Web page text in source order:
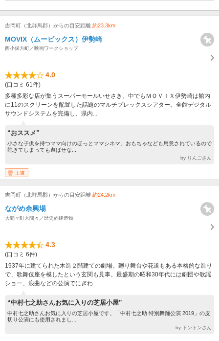
吉岡町（北群馬郡）からの目安距離 約23.3km
MOVIX（ムービックス）伊勢崎
西小保方町／映画ワークショップ
4.0
(口コミ 61件)
多種多彩な店が集うスーパーモールいせさき。中でもＭＯＶＩＸ伊勢崎は館内
に11のスクリーンを配置した話題のマルチプレックスシアター。全館デジタル
サウンドシステムを完備し、県内...
“おススメ”
小さな子供を持つママ向けのほっとママシネマ。おもちゃなども用意されているので
飽きてしまっても遊ばせな...
by りんごさん
王道
吉岡町（北群馬郡）からの目安距離 約24.2km
ながめ余興場
大間々町大間々／歴史的建造物
4.3
(口コミ 6件)
1937年に建てられた木造２階建ての劇場。廻り舞台や花道もある本格的な造り
で、歌舞伎座を模したという玄関も見事。最盛期の昭和30年代には劇団や歌謡
ショー、浪曲などの公演でにぎわ...
“中村七之助さんお気に入りの芝居小屋”
中村七之助さんお気に入りの芝居小屋です。「中村七之助 特別舞踊公演 2019」の皮
切り公演にも使用されまし...
by トントンさん